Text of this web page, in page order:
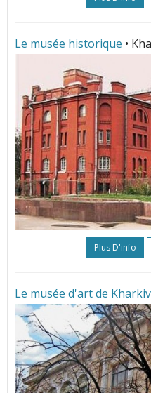
Le musée historique •
Plus D'info
Le musée d'art de Kharkiv